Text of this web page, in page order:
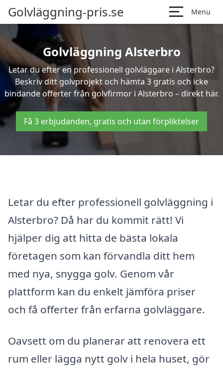
Golvläggning-pris.se Menu
Golvläggning Alsterbro
Letar du efter en professionell golvläggare i Alsterbro?
Beskriv ditt golvprojekt och hämta 3 gratis och icke
bindande offerter från golvfirmor i Alsterbro – direkt här.
Få 3 erbjudanden, gratis och utan förpliktelser
Letar du efter professionell golvläggning i
Alsterbro? Då har du kommit rätt! Vi
hjälper dig att hitta de bästa lokala
företagen som kan förvandla ditt hem
med nya, snygga golv. Genom vår
plattform kan du enkelt jämföra priser
och få offerter från erfarna golvläggare.
Oavsett om du planerar att renovera ett
rum eller lägga nytt golv i hela huset, gör